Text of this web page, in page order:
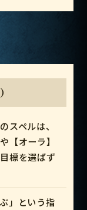
スペルは、
【オーラ】
標を選ばず
」という指